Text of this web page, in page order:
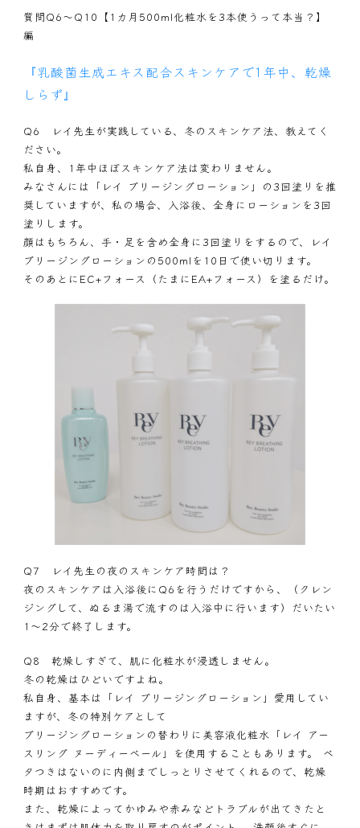
質問Q6～Q10【1カ月500ml化粧水を3本使うって本当？】
編
『乳酸菌生成エキス配合スキンケアで1年中、乾燥
しらず』
Q6 レイ先生が実践している、冬のスキンケア法、教えてく
ださい。
私自身、1年中ほぼスキンケア法は変わりません。
みなさんには「 レイ ブリージングローション 」の3回塗りを推
奨していますが、私の場合、入浴後、全身にローションを3回
塗りします。
顔はもちろん、手・足を含め全身に3回塗りをするので、レイ
ブリージングローションの500mlを10日で使い切ります。
そのあとに EC+フォース （たまに EA+フォース ）を塗るだけ。
Q7 レイ先生の夜のスキンケア時間は？
夜のスキンケアは入浴後にQ6を行うだけですから、（クレン
ジングして、ぬるま湯で流すのは入浴中に行います）だいたい
1～2分で終了します。
Q8 乾燥しすぎて、肌に化粧水が浸透しません。
冬の乾燥はひどいですよね。
私自身、基本は「レイ ブリージングローション」愛用してい
ますが、冬の特別ケアとして
ブリージングローションの替わりに美容液化粧水「 レイ アー
スリング ヌーディーベール 」を使用することもあります。 ベ
タつきはないのに内側までしっとりさせてくれるので、乾燥
時期はおすすめです。
また、乾燥によってかゆみや赤みなどトラブルが出てきたと